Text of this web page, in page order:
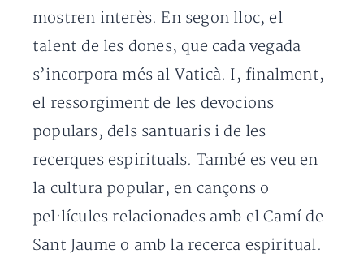
mostren interès. En segon lloc, el
talent de les dones, que cada vegada
s’incorpora més al Vaticà. I, finalment,
el ressorgiment de les devocions
populars, dels santuaris i de les
recerques espirituals. També es veu en
la cultura popular, en cançons o
pel·lícules relacionades amb el Camí de
Sant Jaume o amb la recerca espiritual.